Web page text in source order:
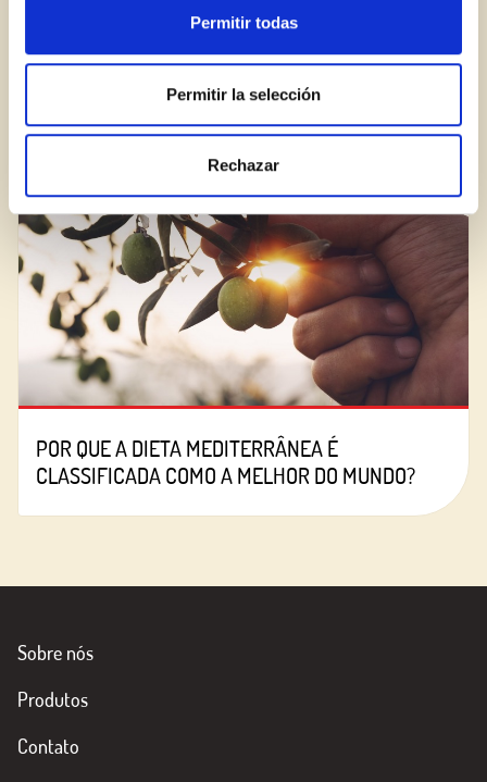
Permitir todas
Permitir la selección
Rechazar
AZEITE AUMENTA A EXPECTATIVA DE VIDA
BLOG
POR QUE A DIETA MEDITERRÂNEA É
CLASSIFICADA COMO A MELHOR DO MUNDO?
Sobre nós
Produtos
Contato